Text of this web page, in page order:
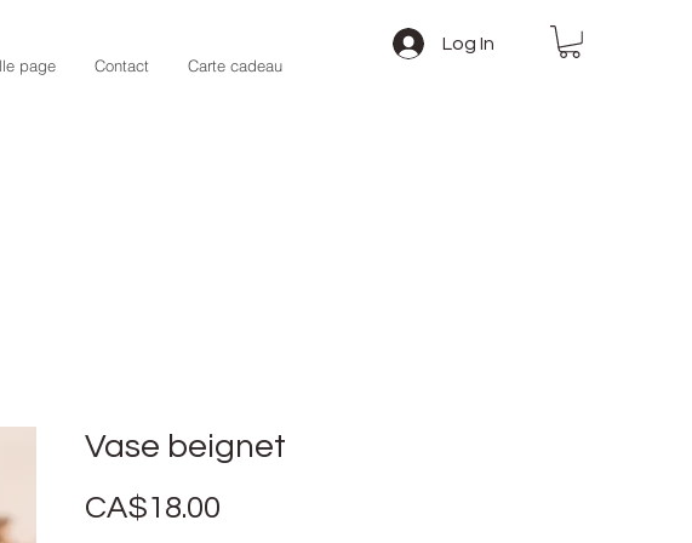
Log In
page Contact Carte cadeau
Vase beignet
CA$18.00